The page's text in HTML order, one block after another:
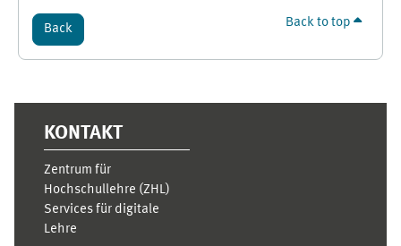
Back Back to top
KONTAKT
Zentrum für
Hochschullehre (ZHL)
Services für digitale
Lehre